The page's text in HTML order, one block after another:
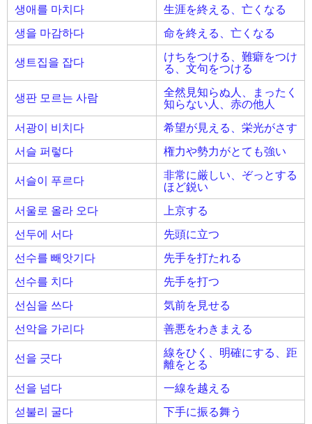
생애를 마치다
生涯を終える、亡くなる
생을 마감하다
命を終える、亡くなる
생트집을 잡다
けちをつける、難癖をつけ
る、文句をつける
생판 모르는 사람
全然見知らぬ人、まったく
知らない人、赤の他人
서광이 비치다
希望が見える、栄光がさす
서슬 퍼렇다
権力や勢力がとても強い
서슬이 푸르다
非常に厳しい、ぞっとする
ほど鋭い
서울로 올라 오다
上京する
선두에 서다
先頭に立つ
선수를 빼앗기다
先手を打たれる
선수를 치다
先手を打つ
선심을 쓰다
気前を見せる
선악을 가리다
善悪をわきまえる
선을 긋다
線をひく、明確にする、距
離をとる
선을 넘다
一線を越える
섣불리 굴다
下手に振る舞う